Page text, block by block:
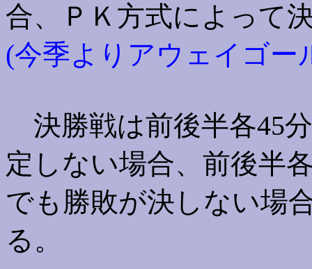
合、ＰＫ方式によって
(今季よりアウェイゴー
決勝戦は前後半各45
定しない場合、前後半
でも勝敗が決しない場
る。